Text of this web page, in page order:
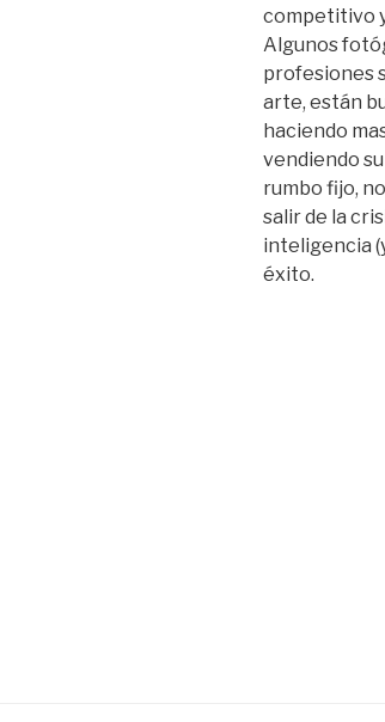
competitivo
Algunos
profesiones
arte, están
haciendo
vendiendo
rumbo fijo,
salir de la
inteligencia
éxito.